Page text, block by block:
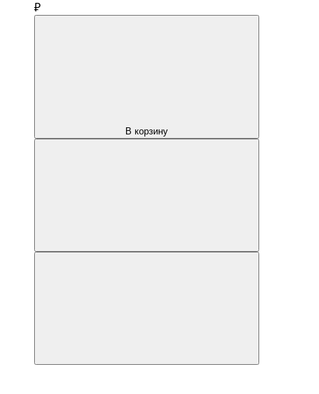
₽
В корзину